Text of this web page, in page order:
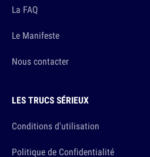
La FAQ
Le Manifeste
Nous contacter
LES TRUCS SÉRIEUX
Conditions d'utilisation
Politique de Confidentialité